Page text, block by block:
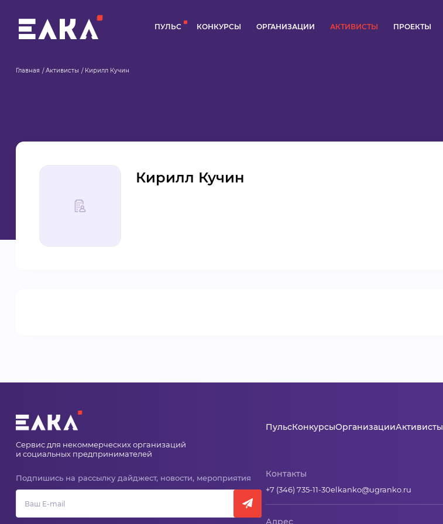
ПУЛЬС КОНКУРСЫ ОРГАНИЗАЦИИ АКТИВИСТЫ ПРОЕКТЫ
Главная Активисты Кирилл Кучин
Кирилл Кучин
Сервис для некоммерческих организаций
и социальных предпринимателей
Подпишись на рассылку дайджест, новости, мероприятия
ПульсКонкурсыОрганизацииАктивисты
Контакты
+7 (346) 735-11-30elkanko@ugranko.ru
Адрес